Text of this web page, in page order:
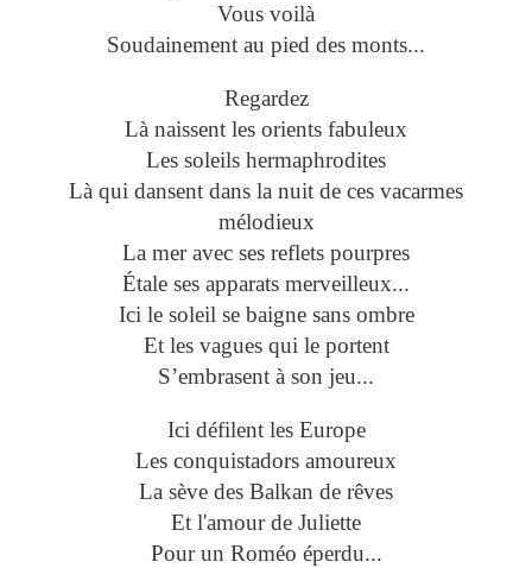
Vous voilà
Soudainement au pied des monts...
Regardez
Là naissent les orients fabuleux
Les soleils hermaphrodites
Là qui dansent dans la nuit de ces vacarmes
mélodieux
La mer avec ses reflets pourpres
Étale ses apparats merveilleux...
Ici le soleil se baigne sans ombre
Et les vagues qui le portent
S’embrasent à son jeu...
Ici défilent les Europe
Les conquistadors amoureux
La sève des Balkan de rêves
Et l'amour de Juliette
Pour un Roméo éperdu...